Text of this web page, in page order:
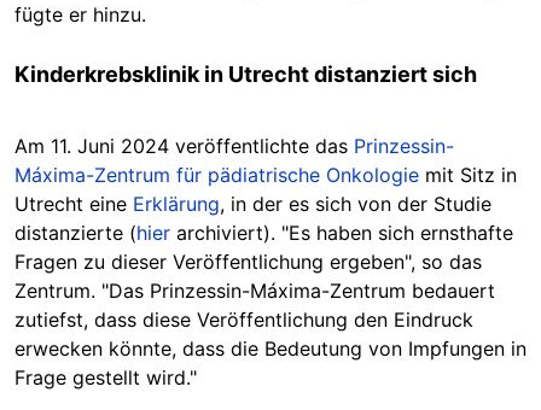
fügte er hinzu.
Kinderkrebsklinik in Utrecht distanziert sich
Am 11. Juni 2024 veröffentlichte das Prinzessin-
Máxima-Zentrum für pädiatrische Onkologie mit Sitz in
Utrecht eine Erklärung, in der es sich von der Studie
distanzierte (hier archiviert). "Es haben sich ernsthafte
Fragen zu dieser Veröffentlichung ergeben", so das
Zentrum. "Das Prinzessin-Máxima-Zentrum bedauert
zutiefst, dass diese Veröffentlichung den Eindruck
erwecken könnte, dass die Bedeutung von Impfungen in
Frage gestellt wird."